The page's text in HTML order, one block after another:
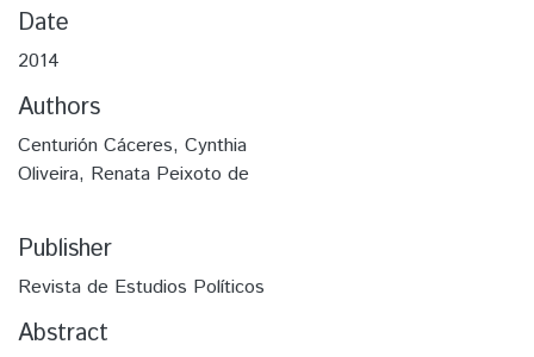
Date
2014
Authors
Centurión Cáceres, Cynthia
Oliveira, Renata Peixoto de
Publisher
Revista de Estudios Políticos
Abstract